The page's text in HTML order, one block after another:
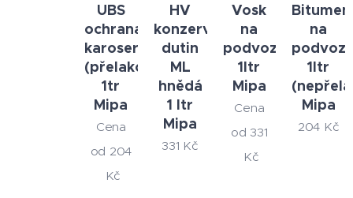
UBS
ochrana
karoserií
(přelakovatelná)
1tr
Mipa
Cena
od 204
Kč
HV
konzervace
dutin
ML
hnědá
1 ltr
Mipa
331 Kč
Vosk
na
podvozky
1ltr
Mipa
Cena
od 331
Kč
Bitumen
na
1ltr
Mipa
204 Kč